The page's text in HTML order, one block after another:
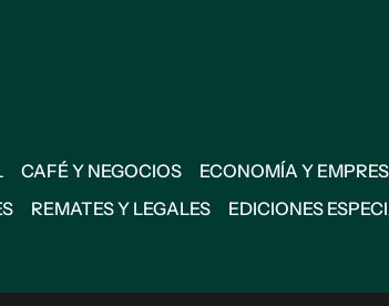
CAFÉ Y NEGOCIOS ECONOMÍA Y
REMATES Y LEGALES EDICIONES